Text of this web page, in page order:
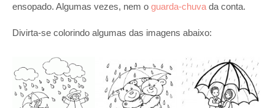
ensopado. Algumas vezes, nem o guarda-chuva da conta.
Divirta-se colorindo algumas das imagens abaixo: